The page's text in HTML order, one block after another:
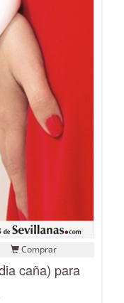
Comprar
caña) para